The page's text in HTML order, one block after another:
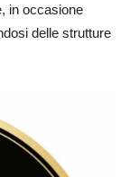
in occasione
delle strutture